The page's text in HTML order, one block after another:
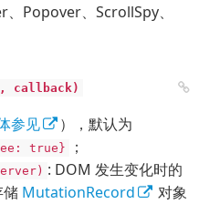
Popover、ScrollSpy、
callback)
参见 ），默认为
true} ；
: DOM 发生变化时的
MutationRecord
对象